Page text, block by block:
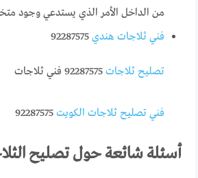
من الداخل الأمر الذي يستدعي وجود
فني ثلاجات هندي 92287575
تصليح ثلاجات 92287575 فني ثلاجات
فني تصليح ثلاجات الكويت 92287575
أسئلة شائعة حول تصليح